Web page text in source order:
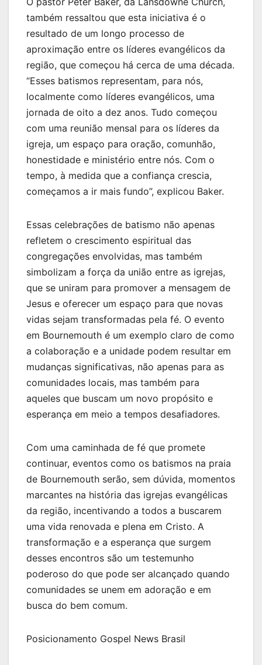
também ressaltou que esta iniciativa é o
resultado de um longo processo de
aproximação entre os líderes evangélicos da
região, que começou há cerca de uma década.
“Esses batismos representam, para nós,
localmente como líderes evangélicos, uma
jornada de oito a dez anos. Tudo começou
com uma reunião mensal para os líderes da
igreja, um espaço para oração, comunhão,
honestidade e ministério entre nós. Com o
tempo, à medida que a confiança crescia,
começamos a ir mais fundo”, explicou Baker.
Essas celebrações de batismo não apenas
refletem o crescimento espiritual das
congregações envolvidas, mas também
simbolizam a força da união entre as igrejas,
que se uniram para promover a mensagem de
Jesus e oferecer um espaço para que novas
vidas sejam transformadas pela fé. O evento
em Bournemouth é um exemplo claro de como
a colaboração e a unidade podem resultar em
mudanças significativas, não apenas para as
comunidades locais, mas também para
aqueles que buscam um novo propósito e
esperança em meio a tempos desafiadores.
Com uma caminhada de fé que promete
continuar, eventos como os batismos na praia
de Bournemouth serão, sem dúvida, momentos
marcantes na história das igrejas evangélicas
da região, incentivando a todos a buscarem
uma vida renovada e plena em Cristo. A
transformação e a esperança que surgem
desses encontros são um testemunho
poderoso do que pode ser alcançado quando
comunidades se unem em adoração e em
busca do bem comum.
Posicionamento Gospel News Brasil